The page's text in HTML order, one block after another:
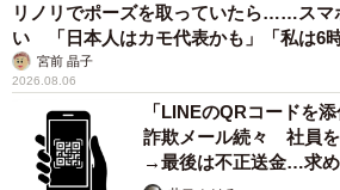
リノリでポーズを取っていたら……スマ
い 「日本人はカモ代表かも」「私は6時
宮前 晶子
2026.08.06
「LINEのQRコードを
詐欺メール続々 社員
→最後は不正送金…求